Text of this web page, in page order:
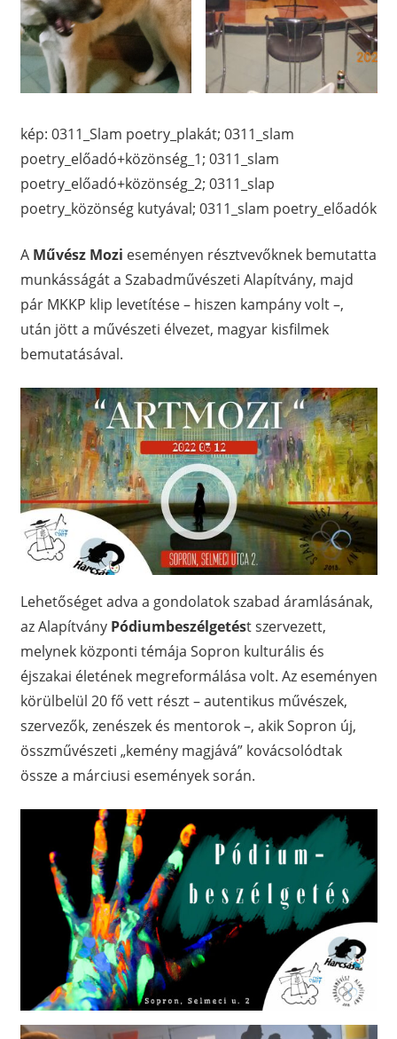
kép: 0311_Slam poetry_plakát; 0311_slam
poetry_előadó+közönség_1; 0311_slam
poetry_előadó+közönség_2; 0311_slap
poetry_közönség kutyával; 0311_slam poetry_előadók
A Művész Mozi eseményen résztvevőknek bemutatta
munkásságát a Szabadművészeti Alapítvány, majd
pár MKKP klip levetítése – hiszen kampány volt –,
után jött a művészeti élvezet, magyar kisfilmek
bemutatásával.
Lehetőséget adva a gondolatok szabad áramlásának,
az Alapítvány Pódiumbeszélgetést szervezett,
melynek központi témája Sopron kulturális és
éjszakai életének megreformálása volt. Az eseményen
körülbelül 20 fő vett részt – autentikus művészek,
szervezők, zenészek és mentorok –, akik Sopron új,
összművészeti „kemény magjává” kovácsolódtak
össze a márciusi események során.